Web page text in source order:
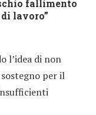
fallimento
lavoro”
l’idea di non
per il